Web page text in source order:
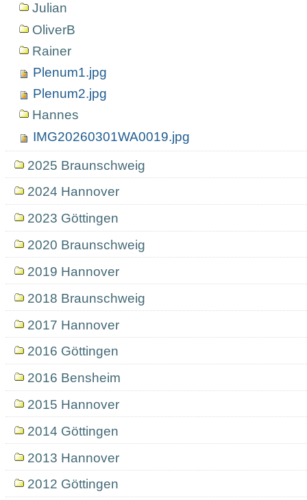
Julian
OliverB
Rainer
Plenum1.jpg
Plenum2.jpg
Hannes
IMG20260301WA0019.jpg
2025 Braunschweig
2024 Hannover
2023 Göttingen
2020 Braunschweig
2019 Hannover
2018 Braunschweig
2017 Hannover
2016 Göttingen
2016 Bensheim
2015 Hannover
2014 Göttingen
2013 Hannover
2012 Göttingen